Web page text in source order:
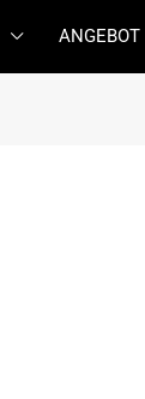
ANGEBOT